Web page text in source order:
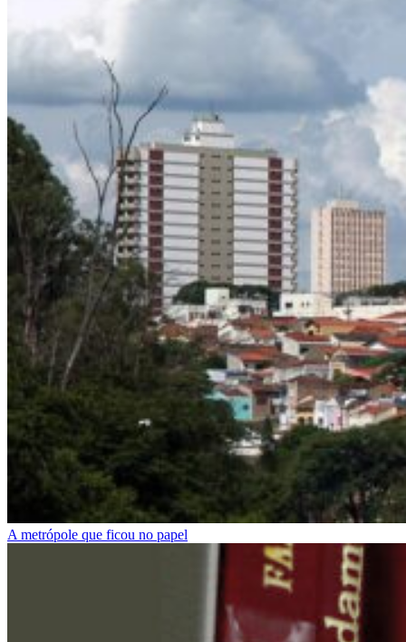
A metrópole que ficou no papel